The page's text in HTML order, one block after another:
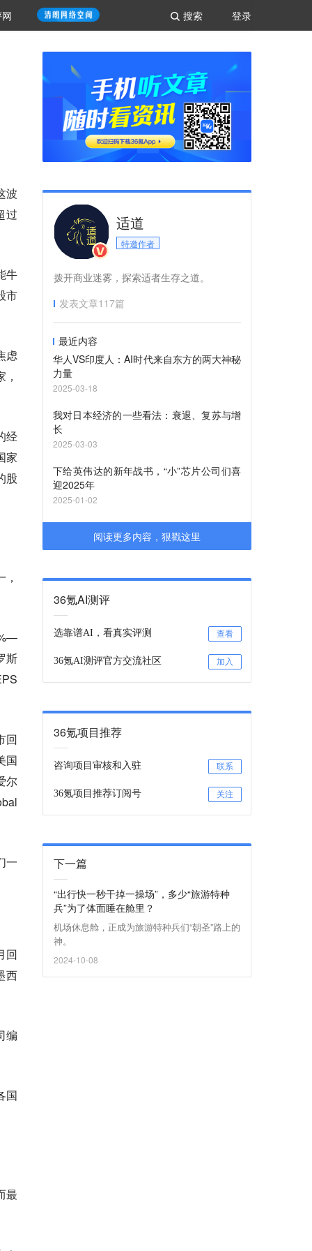
登录
搜索
波
过
牛
市
虑
经
家
股
斯
回
国
尔
一
回
西
编
国
最
适道
特邀作者
拨开商业迷雾，探索适者生存之道。
发表文章117篇
最近内容
华人VS印度人：AI时代来自东方的两大神秘
力量
2025-03-18
我对日本经济的一些看法：衰退、复苏与增
长
2025-03-03
下给英伟达的新年战书，“小”芯片公司们喜
迎2025年
2025-01-02
阅读更多内容，狠戳这里
36氪AI测评
选靠谱AI，看真实评测 查看
36氪AI测评官方交流社区 加入
36氪项目推荐
咨询项目审核和入驻 联系
36氪项目推荐订阅号 关注
下一篇
“出行快一秒干掉一操场”，多少“旅游特种
兵”为了体面睡在舱里？
机场休息舱，正成为旅游特种兵们“朝圣”路上的
神。
2024-10-08